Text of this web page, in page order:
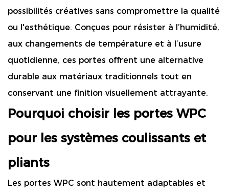
possibilités créatives sans compromettre la qualité
ou l'esthétique. Conçues pour résister à l’humidité,
aux changements de température et à l’usure
quotidienne, ces portes offrent une alternative
durable aux matériaux traditionnels tout en
conservant une finition visuellement attrayante.
Pourquoi choisir les portes WPC
pour les systèmes coulissants et
pliants
Les portes WPC sont hautement adaptables et